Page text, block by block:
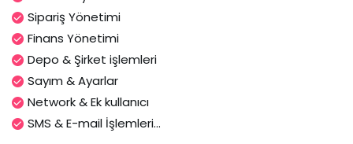
Sipariş Yönetimi
Finans Yönetimi
Depo & Şirket işlemleri
Sayım & Ayarlar
Network & Ek kullanıcı
SMS & E-mail İşlemleri...